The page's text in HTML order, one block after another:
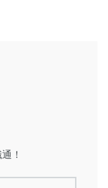
！